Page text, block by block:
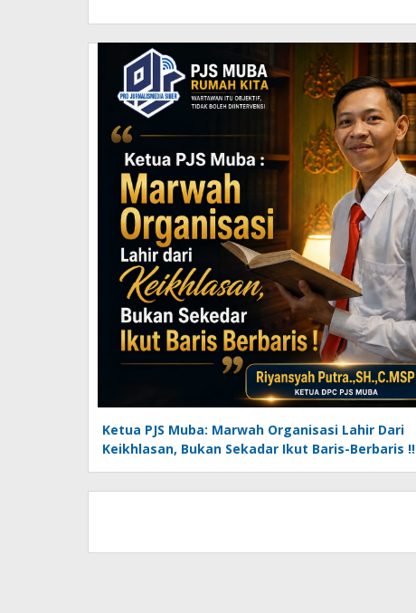
Ketua PJS Muba: Marwah Organisasi Lahir Dari
Keikhlasan, Bukan Sekadar Ikut Baris-Berbaris !!